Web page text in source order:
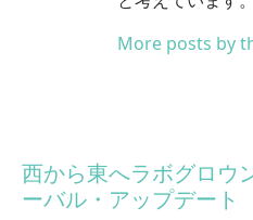
More posts by
西から東へラボグロウ
ーバル・アップデート